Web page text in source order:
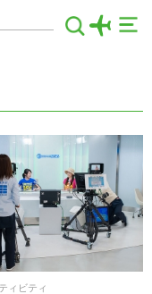
ているテレビ番組の収録現
ど…をご紹介！もしかする
ィビティ